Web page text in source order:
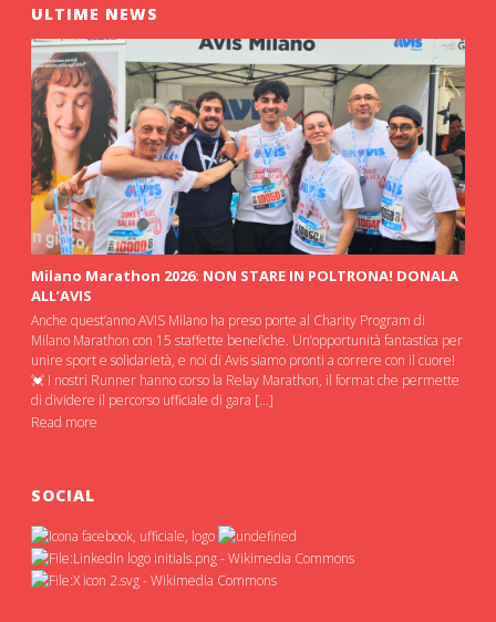
ULTIME NEWS
Milano Marathon 2026: NON STARE IN POLTRONA! DONALA
ALL’AVIS
Anche quest’anno AVIS Milano ha preso porte al Charity Program di
Milano Marathon con 15 staffette benefiche. Un’opportunità fantastica per
unire sport e solidarietà, e noi di Avis siamo pronti a correre con il cuore!
💓 I nostri Runner hanno corso la Relay Marathon, il format che permette
di dividere il percorso ufficiale di gara […]
Read more
SOCIAL